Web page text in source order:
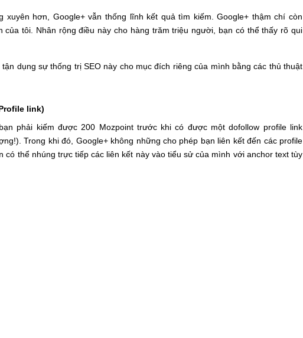
xuyên hơn, Google+ vẫn thống lĩnh kết quả tìm kiếm. Google+ thậm chí còn
của tôi. Nhân rộng điều này cho hàng trăm triệu người, bạn có thể thấy rõ qui
dụng sự thống trị SEO này cho mục đích riêng của mình bằng các thủ thuật
link)
phải kiếm được 200 Mozpoint trước khi có được một dofollow profile link
Trong khi đó, Google+ không những cho phép bạn liên kết đến các profile
có thể nhúng trực tiếp các liên kết này vào tiểu sử của mình với anchor text tùy